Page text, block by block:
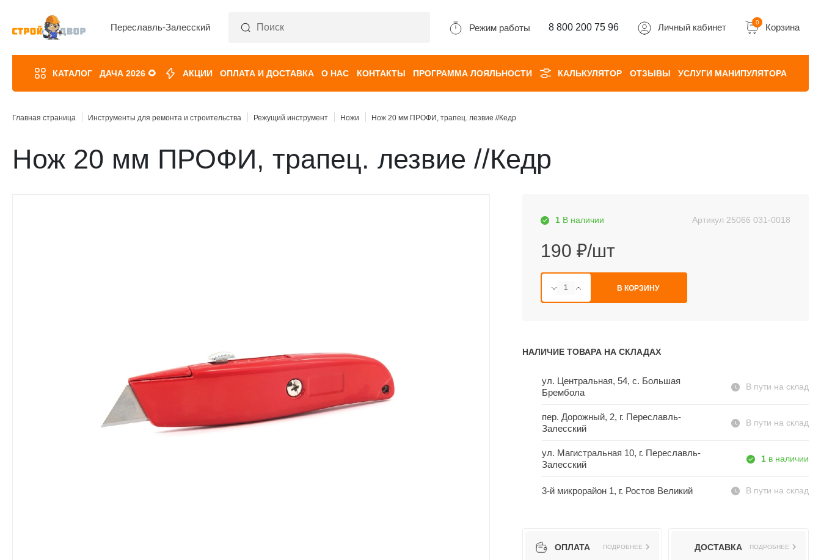
Переславль-Залесский Режим работы 8 800 200 75 96 Личный кабинет 0 Корзина
КАТАЛОГ ДАЧА 2026 🌻 АКЦИИ ОПЛАТА И ДОСТАВКА О НАС КОНТАКТЫ ПРОГРАММА ЛОЯЛЬНОСТИ КАЛЬКУЛЯТОР ОТЗЫВЫ УСЛУГИ МАНИПУЛЯТОРА
Главная страница Инструменты для ремонта и строительства Режущий инструмент Ножи Нож 20 мм ПРОФИ, трапец. лезвие //Кедр
Нож 20 мм ПРОФИ, трапец. лезвие //Кедр
1 В наличии Артикул 25066 031-0018
190 ₽/шт
В КОРЗИНУ
НАЛИЧИЕ ТОВАРА НА СКЛАДАХ
ул. Центральная, 54, c. Большая
Брембола
В пути на склад
пер. Дорожный, 2, г. Переславль-
Залесский
В пути на склад
ул. Магистральная 10, г. Переславль-
Залесский
1 в наличии
3-й микрорайон 1, г. Ростов Великий В пути на склад
ОПЛАТА ПОДРОБНЕЕ ДОСТАВКА ПОДРОБНЕЕ